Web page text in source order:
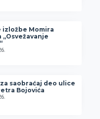
izložbe Momira
„Osvežavanje
saobraćaj deo ulice
Bojovića